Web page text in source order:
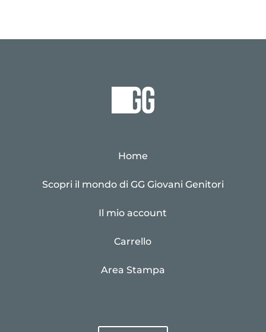
Home
Scopri il mondo di GG Giovani Genitori
Il mio account
Carrello
Area Stampa